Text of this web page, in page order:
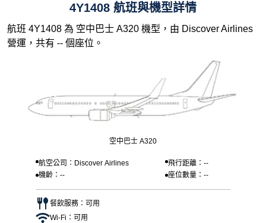
4Y1408 航班與機型詳情
航班 4Y1408 為 空中巴士 A320 機型，由 Discover Airlines
營運，共有 -- 個座位。
空中巴士 A320
航空公司：Discover Airlines
飛行距離：--
機齡：--
座位數量：--
餐飲服務：可用
Wi-Fi：可用